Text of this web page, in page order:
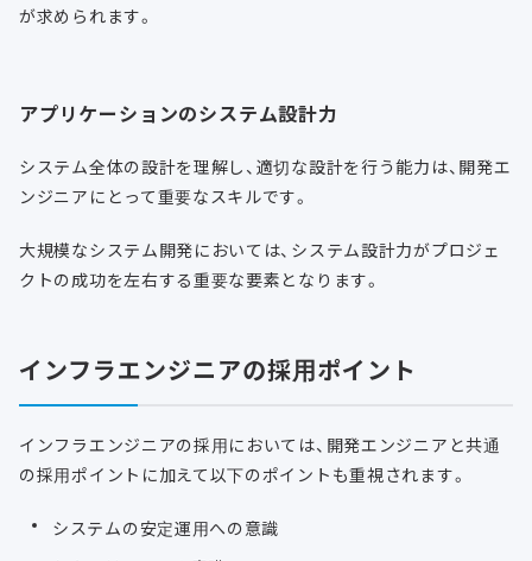
が求められます。
アプリケーションのシステム設計力
システム全体の設計を理解し、適切な設計を行う能力は、開発エ
ンジニアにとって重要なスキルです。
大規模なシステム開発においては、システム設計力がプロジェ
クトの成功を左右する重要な要素となります。
インフラエンジニアの採用ポイント
インフラエンジニアの採用においては、開発エンジニアと共通
の採用ポイントに加えて以下のポイントも重視されます。
システムの安定運用への意識